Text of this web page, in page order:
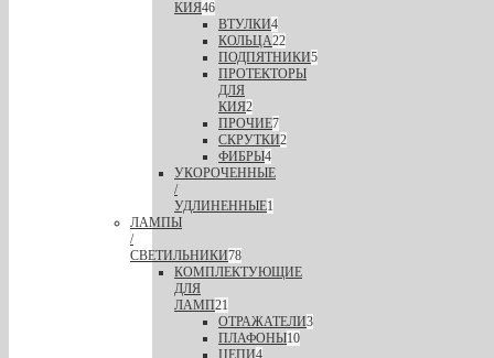
КИЯ46
ВТУЛКИ4
КОЛЬЦА22
ПОДПЯТНИКИ5
ПРОТЕКТОРЫ
ДЛЯ
КИЯ2
ПРОЧИЕ7
СКРУТКИ2
ФИБРЫ4
УКОРОЧЕННЫЕ
/
УДЛИНЕННЫЕ1
ЛАМПЫ
/
СВЕТИЛЬНИКИ78
КОМПЛЕКТУЮЩИЕ
ДЛЯ
ЛАМП21
ОТРАЖАТЕЛИ3
ПЛАФОНЫ10